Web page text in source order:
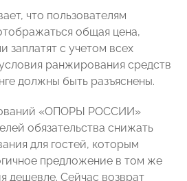
что пользователям
общая цена,
заплатят с учетом всех
ранжирования средств
должны быть разъяснены.
«ОПОРЫ РОССИИ»
обязательства снижать
для гостей, которым
предложение в том же
дешевле. Сейчас возврат